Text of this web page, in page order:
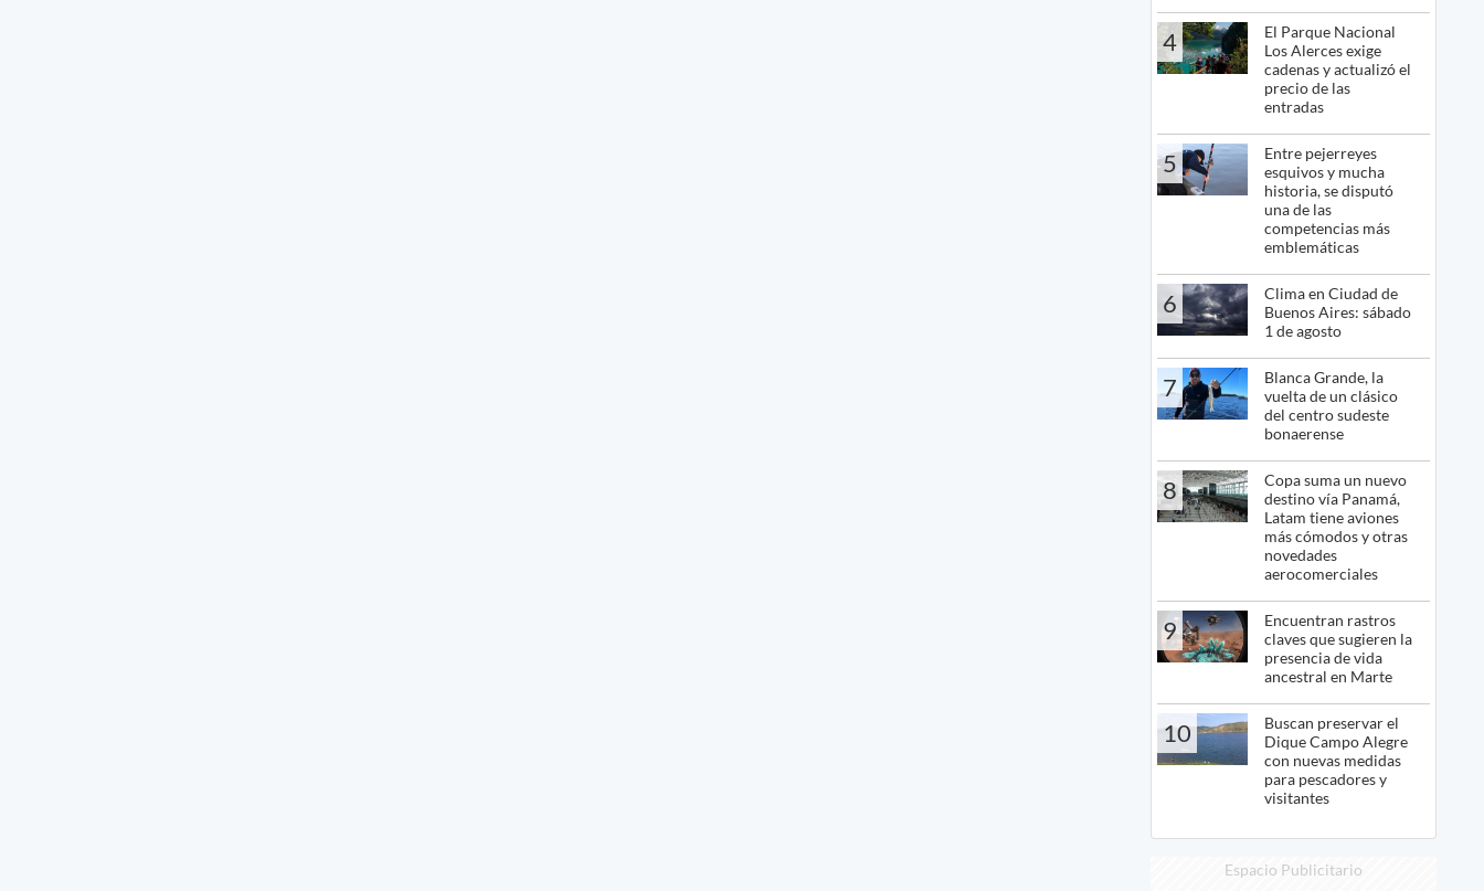
4
El Parque Nacional
Los Alerces exige
cadenas y actualizó el
precio de las
entradas
5
Entre pejerreyes
esquivos y mucha
historia, se disputó
una de las
competencias más
emblemáticas
6
Clima en Ciudad de
Buenos Aires: sábado
1 de agosto
7
Blanca Grande, la
vuelta de un clásico
del centro sudeste
bonaerense
8
Copa suma un nuevo
destino vía Panamá,
Latam tiene aviones
más cómodos y otras
novedades
aerocomerciales
9
Encuentran rastros
claves que sugieren la
presencia de vida
ancestral en Marte
10
Buscan preservar el
Dique Campo Alegre
con nuevas medidas
para pescadores y
visitantes
Espacio Publicitario